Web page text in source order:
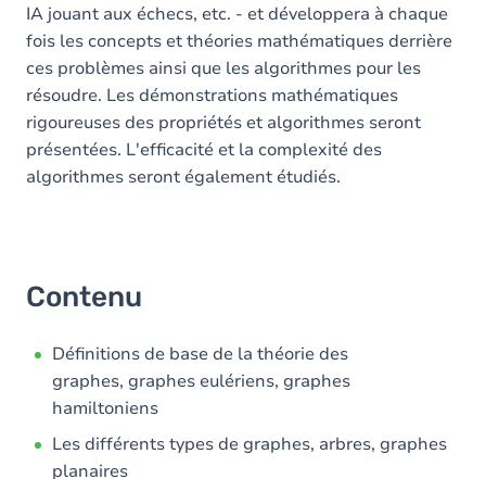
IA jouant aux échecs, etc. - et développera à chaque
fois les concepts et théories mathématiques derrière
ces problèmes ainsi que les algorithmes pour les
résoudre. Les démonstrations mathématiques
rigoureuses des propriétés et algorithmes seront
présentées. L'efficacité et la complexité des
algorithmes seront également étudiés.
Contenu
Définitions de base de la théorie des
graphes, graphes eulériens, graphes
hamiltoniens
Les différents types de graphes, arbres, graphes
planaires